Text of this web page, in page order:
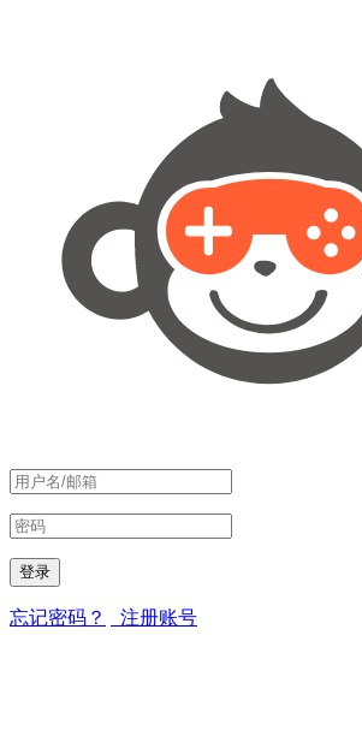
忘记密码？ 注册账号